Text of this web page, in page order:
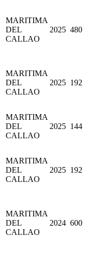
MARITIMA
DEL
CALLAO
2025 480
MARITIMA
DEL
CALLAO
2025 192
MARITIMA
DEL
CALLAO
2025 144
MARITIMA
DEL
CALLAO
2025 192
MARITIMA
DEL
CALLAO
2024 600